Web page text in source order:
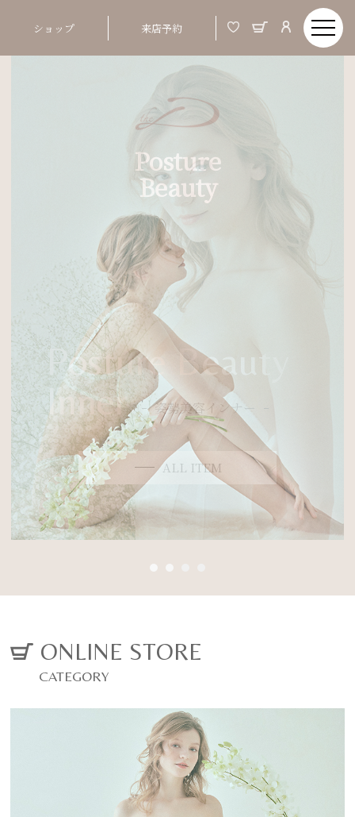
ショップ 来店予約
Posture
Beauty
Posture Beauty
Inner
姿勢美容インナー
ALL ITEM
オーダーメイドブライダルインナー
VIEW MORE
Order Made & Posture Beauty
01
美しい姿とは、バスト、ウエストといった部分
ではなく、 つま先から頭までの姿勢ポジショ
ンが整う事
02
姿勢が整うと、お顔まですっきりと明るい印象
に変わる
03
厳選した素材と徹底した立体設計で、背筋を
伸ばし、 ご自身の美しくなる力を引き出す姿
勢美容ランジェリー
CONCEPT
ONLINE STORE
CATEGORY